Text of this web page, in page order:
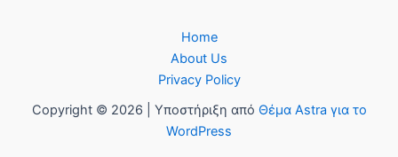
Home
About Us
Privacy Policy
Copyright © 2026 | Υποστήριξη από Θέμα Astra για το
WordPress